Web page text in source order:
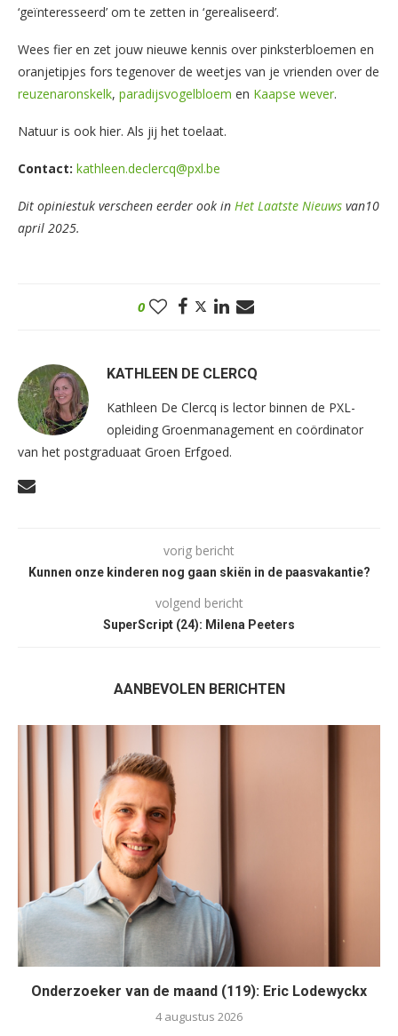
‘geïnteresseerd’ om te zetten in ‘gerealiseerd’.
Wees fier en zet jouw nieuwe kennis over pinksterbloemen en
oranjetipjes fors tegenover de weetjes van je vrienden over de
reuzenaronskelk, paradijsvogelbloem en Kaapse wever.
Natuur is ook hier. Als jij het toelaat.
Contact: kathleen.declercq@pxl.be
Dit opiniestuk verscheen eerder ook in Het Laatste Nieuws van10
april 2025.
0
KATHLEEN DE CLERCQ
Kathleen De Clercq is lector binnen de PXL-
opleiding Groenmanagement en coördinator
van het postgraduaat Groen Erfgoed.
vorig bericht
Kunnen onze kinderen nog gaan skiën in de paasvakantie?
volgend bericht
SuperScript (24): Milena Peeters
AANBEVOLEN BERICHTEN
Onderzoeker van de maand (119): Eric Lodewyckx
4 augustus 2026